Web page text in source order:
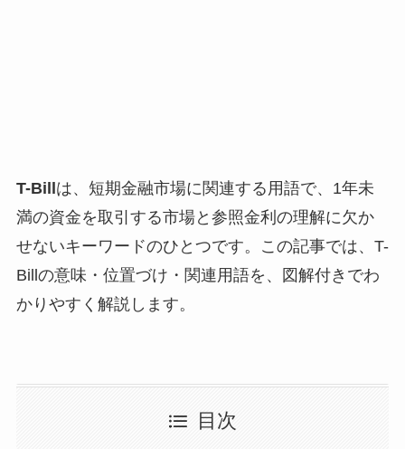
T-Bill は、短期金融市場に関連する用語で、1年未
満の資金を取引する市場と参照金利の理解に欠か
せないキーワードのひとつです。この記事では、T-
Billの意味・位置づけ・関連用語を、図解付きでわ
かりやすく解説します。
目次